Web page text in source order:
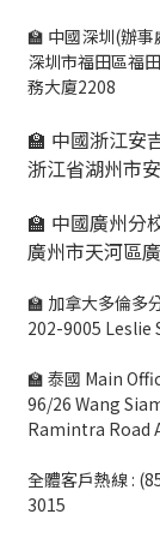
🏫 中國深圳(辦事
深圳市福田區福
務大廈2208
🏫 中國浙江安
浙江省湖州市
🏫 中國廣州分
廣州市天河區
🏫 加拿大多倫多
202-9005 Leslie
🏫 泰國 Main
96/26 Wang
Ramintra Road
全體客戶熱線 :
3015